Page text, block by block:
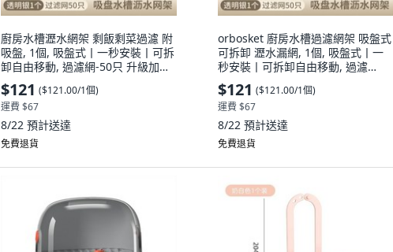
廚房水槽瀝水網架 剩飯剩菜過濾 附
吸盤, 1個, 吸盤式丨一秒安裝丨可拆
卸自由移動, 過濾網-50只 升級加密
耐拉扯, N/A
$121 ($121.00/1個)
運費 $67
8/22 預計送達
免費退貨
orbosket 廚房水槽過濾網架 吸盤式
可拆卸 瀝水漏網, 1個, 吸盤式丨一
秒安裝丨可拆卸自由移動, 過濾
網-50只 升級加密 耐拉扯, N/A
$121 ($121.00/1個)
運費 $67
8/22 預計送達
免費退貨